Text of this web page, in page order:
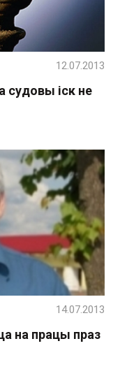
судовы іск не
12.07.2013
на працы праз
14.07.2013